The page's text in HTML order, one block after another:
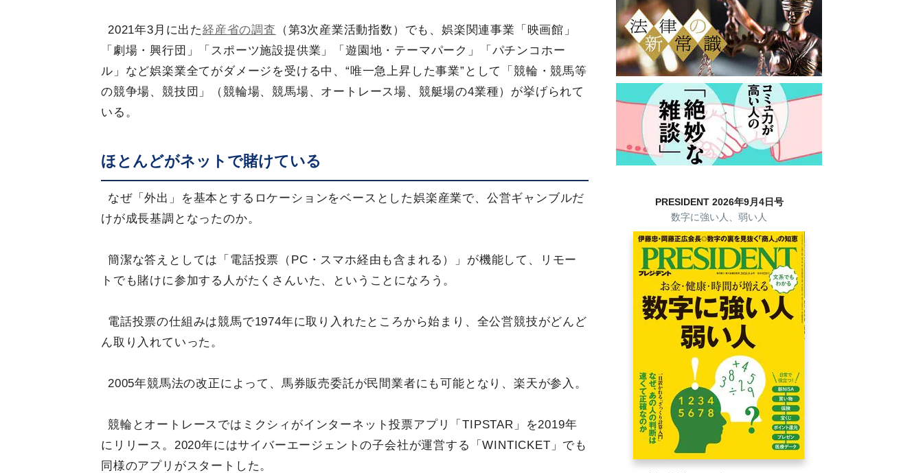
2021年3月に出た経産省の調査 （第3次産業活動指数）でも、娯楽関連事業「映画館」
「劇場・興行団」「スポーツ施設提供業」「遊園地・テーマパーク」「パチンコホー
ル」など娯楽業全てがダメージを受ける中、“唯一急上昇した事業”として「競輪・競馬等
の競争場、競技団」（競輪場、競馬場、オートレース場、競艇場の4業種）が挙げられて
いる。
ほとんどがネットで賭けている
なぜ「外出」を基本とするロケーションをベースとした娯楽産業で、公営ギャンブルだ
けが成長基調となったのか。
簡潔な答えとしては「電話投票（PC・スマホ経由も含まれる）」が機能して、リモー
トでも賭けに参加する人がたくさんいた、ということになろう。
電話投票の仕組みは競馬で1974年に取り入れたところから始まり、全公営競技がどんど
ん取り入れていった。
2005年競馬法の改正によって、馬券販売委託が民間業者にも可能となり、楽天が参入。
競輪とオートレースではミクシィがインターネット投票アプリ「TIPSTAR」を2019年
にリリース。2020年にはサイバーエージェントの子会社が運営する「WINTICKET」でも
同様のアプリがスタートした。
PRESIDENT 2026年9月4日号
数字に強い人、弱い人